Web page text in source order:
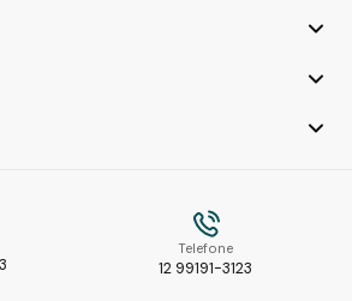
Telefone
12 99191-3123